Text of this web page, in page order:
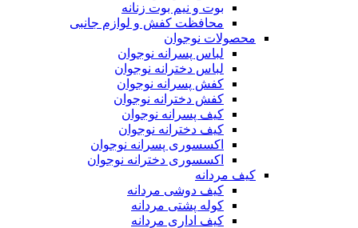
بوت و نیم بوت زنانه
محافظت کفش و لوازم جانبی
محصولات نوجوان
لباس پسرانه نوجوان
لباس دخترانه نوجوان
کفش پسرانه نوجوان
کفش دخترانه نوجوان
کیف پسرانه نوجوان
کیف دخترانه نوجوان
اکسسوری پسرانه نوجوان
اکسسوری دخترانه نوجوان
کیف مردانه
کیف دوشی مردانه
کوله پشتی مردانه
کیف اداری مردانه